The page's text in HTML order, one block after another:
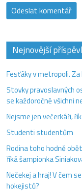
Nejnovější
Fesťáky v metropoli.
Stovky pravoslavných
se každoročně všichni
Nejsme jen večerkáři,
Studenti studentům
Rodina toho hodně
říká šampionka
Nečekej a hraj! V čem
hokejistů?